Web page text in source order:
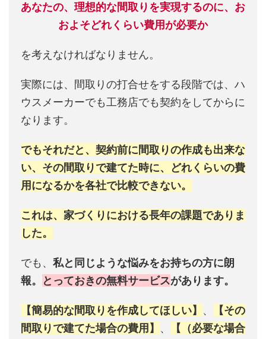
あなたの、理想的な間取りを実現するのに、お
およそどれくらい費用が必要か
を考えなければなりません。
実際には、間取りの打合せをする段階では、ハ
ウスメーカーでも工務店でも契約をしてからに
なります。
でもそれだと、契約前に間取りの作成も出来な
い、その間取りで建てた時に、どれくらいの費
用になるかを各社で比較できない。
これは、家づくりにおける長年の課題でありま
した。
でも、 私と同じような悩みをお持ちの方に朗
報。
とっておきの無料サービスがあります。
【簡易的な間取りを作成してほしい】 、
【その
間取りで建てた場合の費用】 、
【（必要な場合